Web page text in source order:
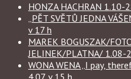
HONZA HACHRAN 1.10-
„PĚT SVĚTŮ JEDNA
v 17 h
MAREK BOGUSZAK/
JELINEK/PLATNA/ 1.08-
WONA WENA „I pay,
4.07. v 15 h